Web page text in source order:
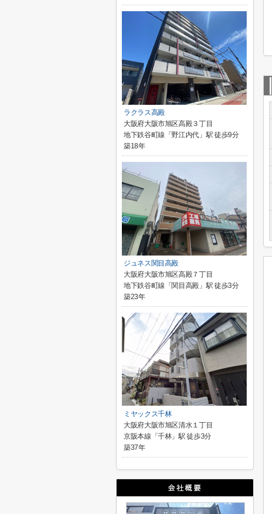
ラクラス高殿
大阪府大阪市旭区高殿３丁目
地下鉄谷町線「野江内代」駅 徒歩9分
築18年
ジュネス関目高殿
大阪府大阪市旭区高殿７丁目
地下鉄谷町線「関目高殿」駅 徒歩3分
築23年
ミヤックス千林
大阪府大阪市旭区清水１丁目
京阪本線「千林」駅 徒歩3分
築37年